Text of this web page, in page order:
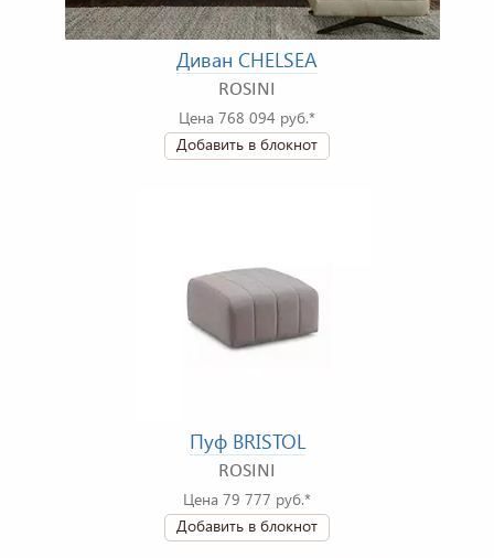
Диван CHELSEA
ROSINI
Цена 768 094 руб.*
Добавить в блокнот
Пуф BRISTOL
ROSINI
Цена 79 777 руб.*
Добавить в блокнот